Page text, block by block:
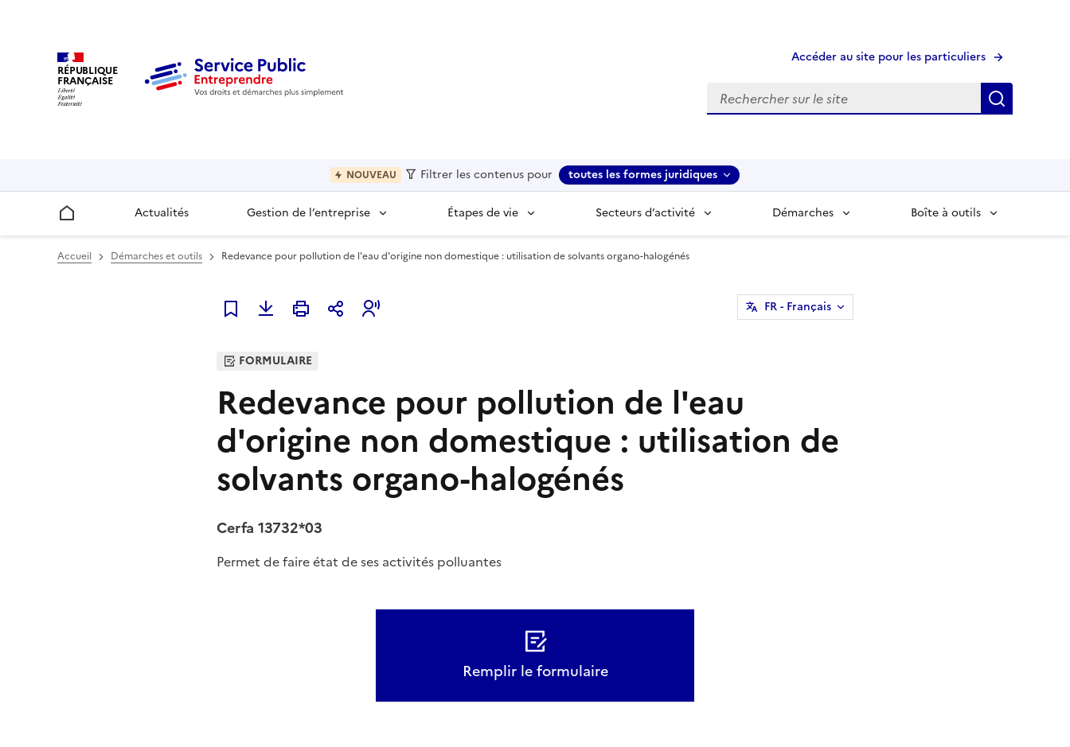
RÉPUBLIQUE
FRANÇAISE
Accéder au site pour les particuliers
Recherche
NOUVEAU Filtrer les contenus pour toutes les formes juridiques
Accueil Actualités Gestion de l’entreprise Étapes de vie Secteurs d’activité Démarches Boîte à outils
Accueil Démarches et outils Redevance pour pollution de l'eau d'origine non domestique : utilisation de solvants organo-halogénés
Ajouter à mes favoris
FR- Français
FORMULAIRE
Redevance pour pollution de l'eau
d'origine non domestique : utilisation de
solvants organo-halogénés
Cerfa 13732*03
Permet de faire état de ses activités polluantes
Remplir le formulaire